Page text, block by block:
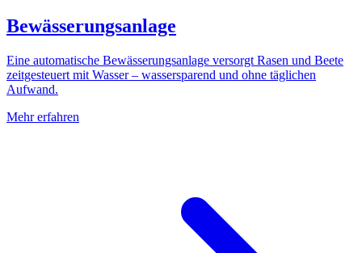
Bewässerungsanlage
Eine automatische Bewässerungsanlage versorgt Rasen und Beete
zeitgesteuert mit Wasser – wassersparend und ohne täglichen
Aufwand.
Mehr erfahren